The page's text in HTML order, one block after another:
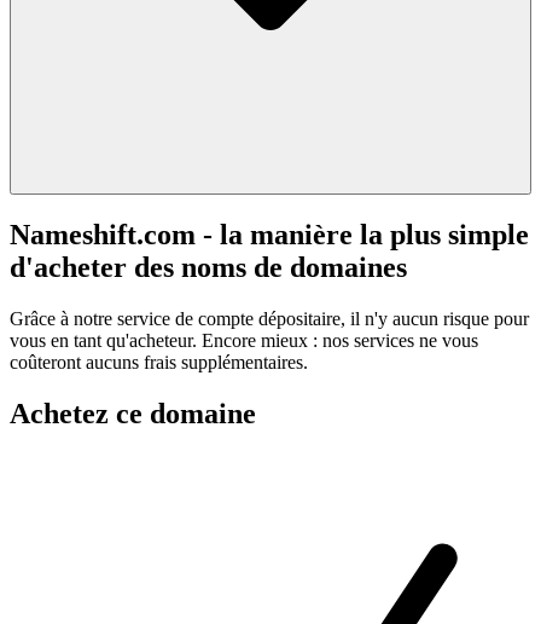
Nameshift.com - la manière la plus simple
d'acheter des noms de domaines
Grâce à notre service de compte dépositaire, il n'y aucun risque pour
vous en tant qu'acheteur. Encore mieux : nos services ne vous
coûteront aucuns frais supplémentaires.
Achetez ce domaine